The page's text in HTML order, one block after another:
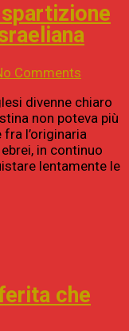
Comments
divenne chiaro
non poteva più
l’originaria
in continuo
lentamente le
che